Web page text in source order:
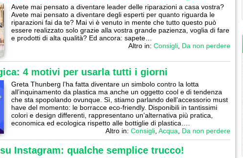
Avete mai pensato a diventare leader delle riparazioni a casa vostra?
Avete mai pensato a diventare degli esperti per quanto riguarda le
riparazioni fai da te? Mai vi è venuto in mente che tutto questo può
essere realizzato solo grazie alla vostra grande pazienza, voglia di fare
e prodotti di alta qualità? Ed ancora: sapete…
Altro in: Consigli Da non perdere
4 motivi per usarla tutti i giorni
Greta Thunberg l’ha fatta diventare un simbolo contro la lotta
all’inquinamento da plastica ma anche un oggetto cool e di tendenza
che sta spopolando ovunque. Sì, stiamo parlando dell’accessorio must
have del momento: le borracce eco-friendly. Disponibili in tantissimi
colori e design differenti, rappresentano un’alternativa più pratica,
economica ed ecologica rispetto alle bottiglie di plastica….
Altro in: Consigli Acqua Da non perdere
Instagram: qualche semplice trucco!